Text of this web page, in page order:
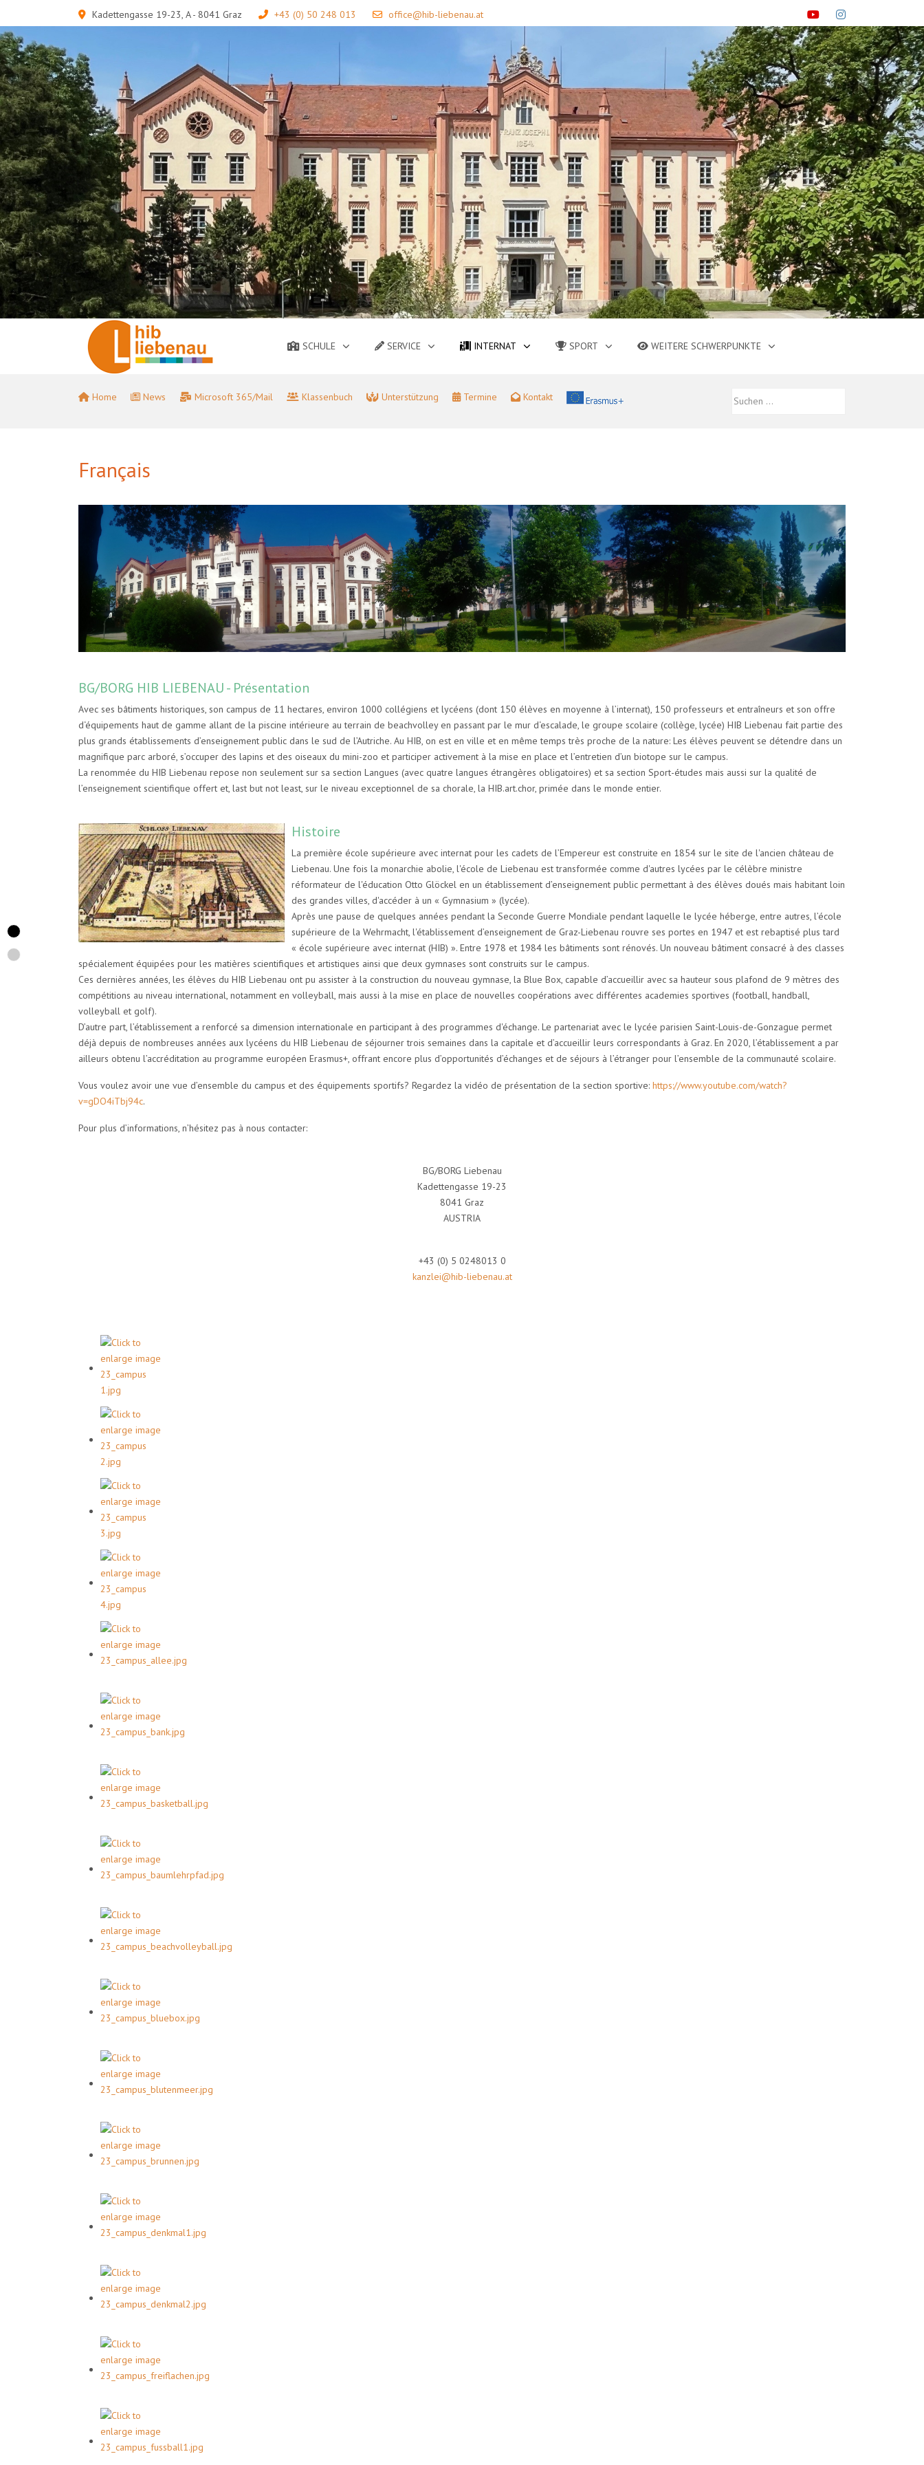
Kadettengasse 19-23, A - 8041 Graz +43 (0) 50 248 013 office@hib-liebenau.at
SCHULE SERVICE INTERNAT SPORT WEITERE SCHWERPUNKTE
Home News Microsoft 365/Mail Klassenbuch Unterstützung Termine Kontakt
Français
BG/BORG HIB LIEBENAU - Présentation
Avec ses bâtiments historiques, son campus de 11 hectares, environ 1000 collégiens et lycéens (dont 150 élèves en moyenne à l’internat), 150 professeurs et entraîneurs et son offre
d‘équipements haut de gamme allant de la piscine intérieure au terrain de beachvolley en passant par le mur d‘escalade, le groupe scolaire (collège, lycée) HIB Liebenau fait partie des
plus grands établissements d’enseignement public dans le sud de l’Autriche. Au HIB, on est en ville et en même temps très proche de la nature: Les élèves peuvent se détendre dans un
magnifique parc arboré, s’occuper des lapins et des oiseaux du mini-zoo et participer activement à la mise en place et l’entretien d’un biotope sur le campus.
La renommée du HIB Liebenau repose non seulement sur sa section Langues (avec quatre langues étrangères obligatoires) et sa section Sport-études mais aussi sur la qualité de
l’enseignement scientifique offert et, last but not least, sur le niveau exceptionnel de sa chorale, la HIB.art.chor, primée dans le monde entier.
Histoire
La première école supérieure avec internat pour les cadets de l’Empereur est construite en 1854 sur le site de l'ancien château de
Liebenau. Une fois la monarchie abolie, l'école de Liebenau est transformée comme d'autres lycées par le célèbre ministre
réformateur de l'éducation Otto Glöckel en un établissement d’enseignement public permettant à des élèves doués mais habitant loin
des grandes villes, d'accéder à un « Gymnasium » (lycée).
Après une pause de quelques années pendant la Seconde Guerre Mondiale pendant laquelle le lycée héberge, entre autres, l’école
supérieure de la Wehrmacht, l'établissement d’enseignement de Graz-Liebenau rouvre ses portes en 1947 et est rebaptisé plus tard
« école supérieure avec internat (HIB) ». Entre 1978 et 1984 les bâtiments sont rénovés. Un nouveau bâtiment consacré à des classes
spécialement équipées pour les matières scientifiques et artistiques ainsi que deux gymnases sont construits sur le campus.
Ces dernières années, les élèves du HIB Liebenau ont pu assister à la construction du nouveau gymnase, la Blue Box, capable d’accueillir avec sa hauteur sous plafond de 9 mètres des
compétitions au niveau international, notamment en volleyball, mais aussi à la mise en place de nouvelles coopérations avec différentes academies sportives (football, handball,
volleyball et golf).
D’autre part, l’établissement a renforcé sa dimension internationale en participant à des programmes d'échange. Le partenariat avec le lycée parisien Saint-Louis-de-Gonzague permet
déjà depuis de nombreuses années aux lycéens du HIB Liebenau de séjourner trois semaines dans la capitale et d’accueillir leurs correspondants à Graz. En 2020, l’établissement a par
ailleurs obtenu l’accréditation au programme européen Erasmus+, offrant encore plus d’opportunités d’échanges et de séjours à l’étranger pour l’ensemble de la communauté scolaire.
Vous voulez avoir une vue d’ensemble du campus et des équipements sportifs? Regardez la vidéo de présentation de la section sportive: https://www.youtube.com/watch?
v=gDO4iTbj94c.
Pour plus d’informations, n’hésitez pas à nous contacter:
BG/BORG Liebenau
Kadettengasse 19-23
8041 Graz
AUSTRIA
+43 (0) 5 0248013 0
kanzlei@hib-liebenau.at